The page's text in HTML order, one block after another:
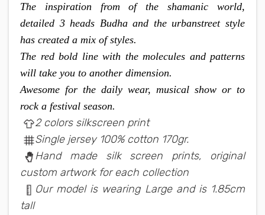
The inspiration from of the shamanic world,
detailed 3 heads Budha and the urbanstreet style
has created a mix of styles.
The red bold line with the molecules and patterns
will take you to another dimension.
Awesome for the daily wear, musical show or to
rock a festival season.
2 colors silkscreen print
Single jersey 100% cotton 170gr.
Hand made silk screen prints, original
custom artwork for each collection
Our model is wearing Large and is 1.85cm
tall